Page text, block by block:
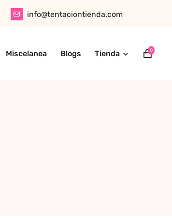
info@tentaciontienda.com
Miscelanea Blogs Tienda 0